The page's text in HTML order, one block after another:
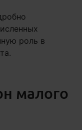
роль в
малого